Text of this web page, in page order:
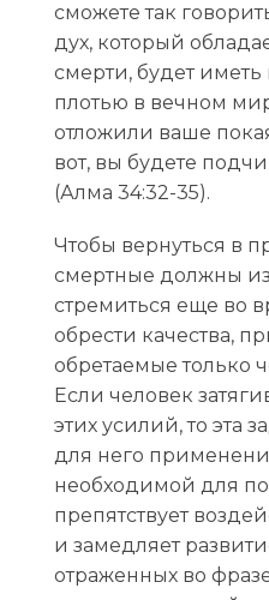
сможете так
дух, который
смерти, будет
плотью в вечном
отложили ваше
вот, вы будете
(Алма 34:32-35).
Чтобы вернуться в
смертные должны
стремиться еще во
обрести качества,
обретаемые только
Если человек
этих усилий, то эта
для него
необходимой для
препятствует
и замедляет
отраженных во